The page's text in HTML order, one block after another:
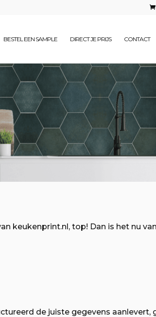
BESTEL EEN SAMPLE DIRECT JE PRIJS CONTACT
keukenprint.nl, top! Dan is het nu van
de juiste gegevens aanlevert,